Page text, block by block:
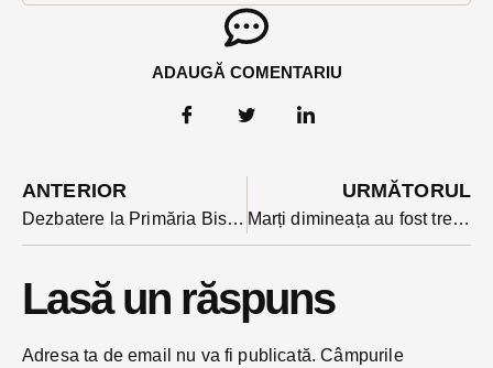
ADAUGĂ COMENTARIU
ANTERIOR
Dezbatere la Primăria Bistrița pe tema ridicării mașinilor parcate neregulamentar. Regulamentul a trecut în mai de votul consilierilor
URMĂTORUL
Marți dimineața au fost trei ceasuri rele pentru două femei din Salva
Lasă un răspuns
Adresa ta de email nu va fi publicată. Câmpurile